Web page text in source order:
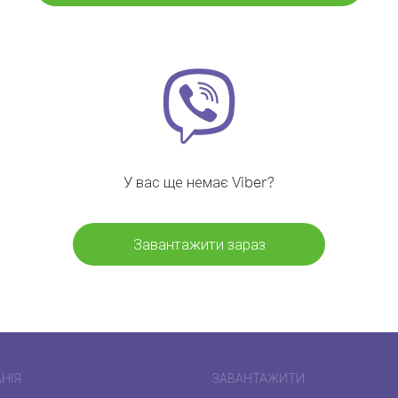
У вас ще немає Viber?
Завантажити зараз
ЗАВАНТАЖИТИ